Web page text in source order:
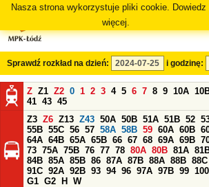
Nasza strona wykorzystuje pliki cookie. Dowiedz
więcej.
Sprawdź rozkład na dzień: i godzinę:
Z Z1 Z2 0 1 2 3 4 5 6 7 8 9 10A
41 43 45
Z3 Z6 Z13 Z43 50A 50B 51A 51B 52
55B 55C 56 57 58A 58B 59 60A 60B
64A 64B 65A 65B 66 67 68 69A 69B
73 75A 75B 76 77 78 80A 80B 81A
84B 85A 85B 86 87A 87B 88A 88B 88C
91C 92A 92B 93 94 96 97A 97B 99 100
G1 G2 H
W